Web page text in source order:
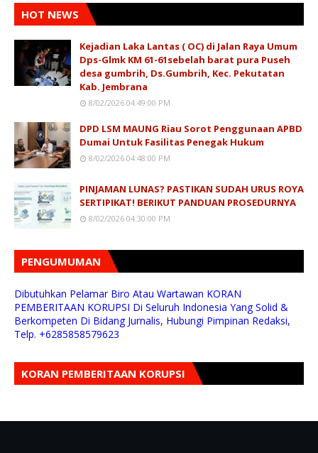
HOT NEWS
Kejadian Laka Lantas ( OC) di Jalan Raya Umum
Dps-Glmk KM 61-61sebelah barat pura Puseh
desa gumbrih, Ds.Gumbrih, Kec. Pekutatan
Kab. Jembrana
8/02/2026 04:49:00 PM
DPD LSM MAUNG Riau Sorot Penggunaan APBD
Dumai Untuk Fasilitas Penegak Hukum
8/02/2026 04:48:00 PM
PINJAMAN LUNAS? PASTIKAN SUDAH URUS ROYA
SERTIPIKAT! BERIKUT PANDUAN PROSEDURNYA
8/02/2026 04:30:00 PM
PENGUMUMAN
Dibutuhkan Pelamar Biro Atau Wartawan KORAN
PEMBERITAAN KORUPSI Di Seluruh Indonesia Yang Solid &
Berkompeten Di Bidang Jurnalis, Hubungi Pimpinan Redaksi,
Telp. +6285858579623
KORAN PEMBERITAAN KORUPSI